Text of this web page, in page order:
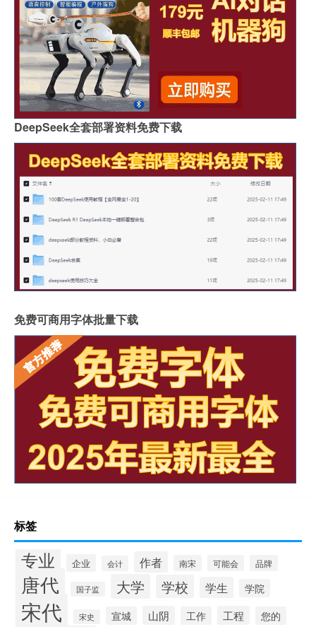
DeepSeek全套部署资料免费下载
免费可商用字体批量下载
标签
专业 企业 会计 作者 南宋 可能会 品牌
唐代 国子监 大学 学校 学生 学院
宋代 宋史 宣城 山阴 工作 工程 您的